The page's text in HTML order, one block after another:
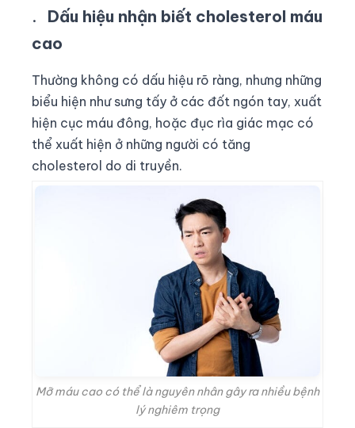
.
Dấu hiệu nhận biết cholesterol máu
cao
Thường không có dấu hiệu rõ ràng, nhưng những
biểu hiện như sưng tấy ở các đốt ngón tay, xuất
hiện cục máu đông, hoặc đục rìa giác mạc có
thể xuất hiện ở những người có tăng
cholesterol do di truyền.
Mỡ máu cao có thể là nguyên nhân gây ra nhiều bệnh
lý nghiêm trọng